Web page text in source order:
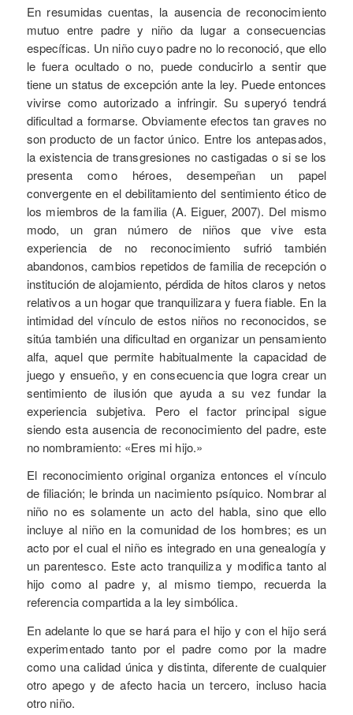
En resumidas cuentas, la ausencia de reconocimiento
mutuo entre padre y niño da lugar a consecuencias
específicas. Un niño cuyo padre no lo reconoció, que ello
le fuera ocultado o no, puede conducirlo a sentir que
tiene un status de excepción ante la ley. Puede entonces
vivirse como autorizado a infringir. Su superyó tendrá
dificultad a formarse. Obviamente efectos tan graves no
son producto de un factor único. Entre los antepasados,
la existencia de transgresiones no castigadas o si se los
presenta como héroes, desempeñan un papel
convergente en el debilitamiento del sentimiento ético de
los miembros de la familia (A. Eiguer, 2007). Del mismo
modo, un gran número de niños que vive esta
experiencia de no reconocimiento sufrió también
abandonos, cambios repetidos de familia de recepción o
institución de alojamiento, pérdida de hitos claros y netos
relativos a un hogar que tranquilizara y fuera fiable. En la
intimidad del vínculo de estos niños no reconocidos, se
sitúa también una dificultad en organizar un pensamiento
alfa, aquel que permite habitualmente la capacidad de
juego y ensueño, y en consecuencia que logra crear un
sentimiento de ilusión que ayuda a su vez fundar la
experiencia subjetiva. Pero el factor principal sigue
siendo esta ausencia de reconocimiento del padre, este
no nombramiento: «Eres mi hijo.»
El reconocimiento original organiza entonces el vínculo
de filiación; le brinda un nacimiento psíquico. Nombrar al
niño no es solamente un acto del habla, sino que ello
incluye al niño en la comunidad de los hombres; es un
acto por el cual el niño es integrado en una genealogía y
un parentesco. Este acto tranquiliza y modifica tanto al
hijo como al padre y, al mismo tiempo, recuerda la
referencia compartida a la ley simbólica.
En adelante lo que se hará para el hijo y con el hijo será
experimentado tanto por el padre como por la madre
como una calidad única y distinta, diferente de cualquier
otro apego y de afecto hacia un tercero, incluso hacia
otro niño.